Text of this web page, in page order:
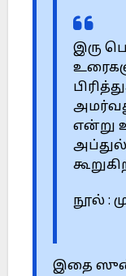
இரு
என்று
நூல் :
இதை